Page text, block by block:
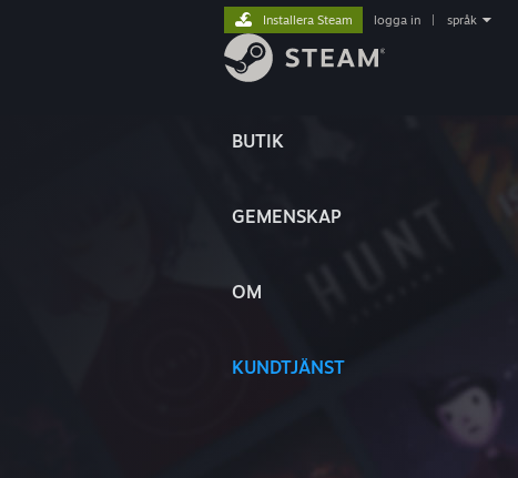
BUTIK
GEMENSKAP
OM
KUNDTJÄNST
Installera Steam logga in språk